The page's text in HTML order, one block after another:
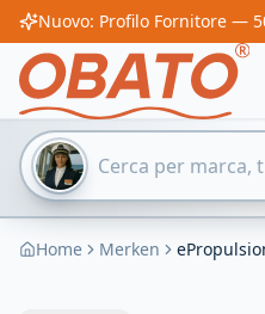
Home Merken